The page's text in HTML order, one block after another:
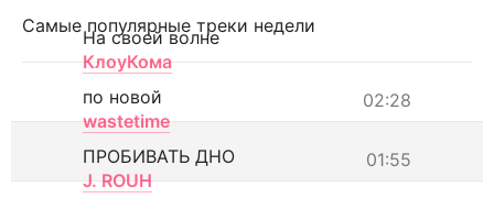
Самые популярные треки недели
На своей волне
КлоуКома
02:28
по новой
wastetime
01:55
ПРОБИВАТЬ ДНО
J. ROUH